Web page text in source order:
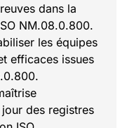
dans la
NM.08.0.800.
les équipes
efficaces issues
des registres